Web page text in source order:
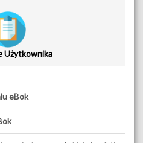
Użytkownika
eBok